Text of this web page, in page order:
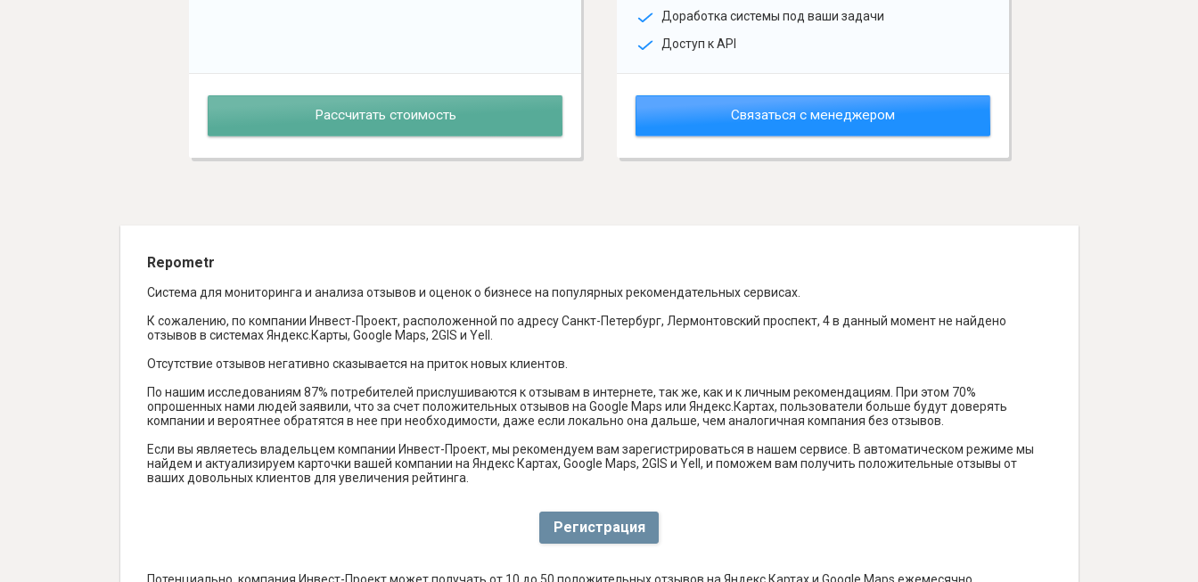
Рассчитать стоимость
Доработка системы под ваши задачи
Доступ к API
Связаться с менеджером
Repometr
Система для мониторинга и анализа отзывов и оценок о бизнесе на популярных рекомендательных сервисах.
К сожалению, по компании Инвест-Проект, расположенной по адресу Санкт-Петербург, Лермонтовский проспект, 4 в данный момент не найдено
отзывов в системах Яндекс.Карты, Google Maps, 2GIS и Yell.
Отсутствие отзывов негативно сказывается на приток новых клиентов.
По нашим исследованиям 87% потребителей прислушиваются к отзывам в интернете, так же, как и к личным рекомендациям. При этом 70%
опрошенных нами людей заявили, что за счет положительных отзывов на Google Maps или Яндекс.Картах, пользователи больше будут доверять
компании и вероятнее обратятся в нее при необходимости, даже если локально она дальше, чем аналогичная компания без отзывов.
Если вы являетесь владельцем компании Инвест-Проект, мы рекомендуем вам зарегистрироваться в нашем сервисе. В автоматическом режиме мы
найдем и актуализируем карточки вашей компании на Яндекс Картах, Google Maps, 2GIS и Yell, и поможем вам получить положительные отзывы от
ваших довольных клиентов для увеличения рейтинга.
Регистрация
Потенциально, компания Инвест-Проект может получать от 10 до 50 положительных отзывов на Яндекс Картах и Google Maps ежемесячно.